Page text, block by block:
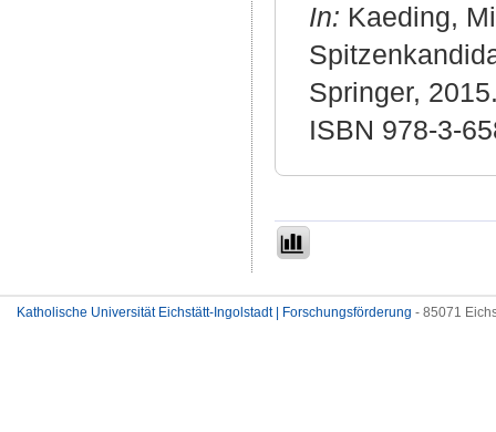
In: Kaeding,
Springer,
ISBN 978-3-
Katholische Universität Eichstätt-Ingolstadt | Forschungsförderung - 85071